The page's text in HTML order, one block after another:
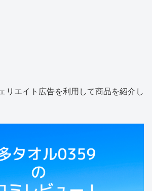
リエイト広告を利用して商品を紹介し